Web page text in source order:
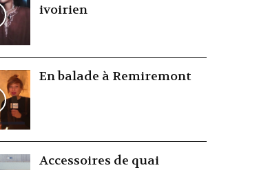
ivoirien
En balade à Remiremont
Accessoires de quai